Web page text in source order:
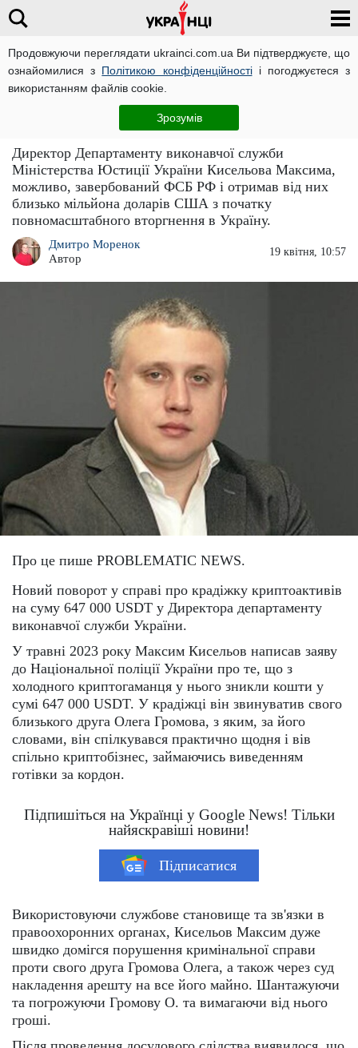
Продовжуючи переглядати ukrainci.com.ua Ви підтверджуєте, що
ознайомилися з Політикою конфіденційностіі погоджуєтеся з
використанням файлів cookie.
Зрозумів
Компромат
Мільйон доларів та співробітник ФСБ: ЗМІ
з'ясували дивні доходи Максима Кисельова
Директор Департаменту виконавчої служби
Міністерства Юстиції України Кисельова Максима,
можливо, завербований ФСБ РФ і отримав від них
близько мільйона доларів США з початку
повномасштабного вторгнення в Україну.
Дмитро Моренок
Автор
19 квітня, 10:57
Про це пише PROBLEMATIC NEWS.
Новий поворот у справі про крадіжку криптоактивів
на суму 647 000 USDT у Директора департаменту
виконавчої служби України.
У травні 2023 року Максим Кисельов написав заяву
до Національної поліції України про те, що з
холодного криптогаманця у нього зникли кошти у
сумі 647 000 USDT. У крадіжці він звинуватив свого
близького друга Олега Громова, з яким, за його
словами, він спілкувався практично щодня і вів
спільно криптобізнес, займаючись виведенням
готівки за кордон.
Підпишіться на Українці у Google News! Тільки
найяскравіші новини!
Підписатися
Використовуючи службове становище та зв'язки в
правоохоронних органах, Кисельов Максим дуже
швидко домігся порушення кримінальної справи
проти свого друга Громова Олега, а також через суд
накладення арешту на все його майно. Шантажуючи
та погрожуючи Громову О. та вимагаючи від нього
гроші.